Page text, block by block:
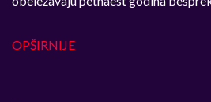
OPŠIRNIJE